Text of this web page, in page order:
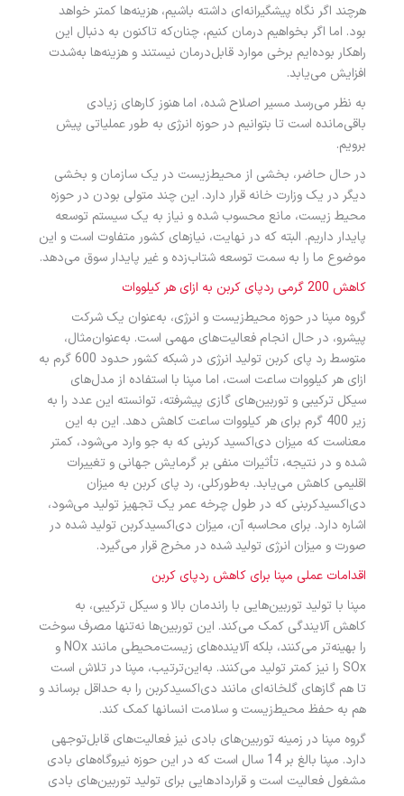
هرچند اگر نگاه پیشگیرانه‌ای داشته باشیم، هزینه‌ها کمتر خواهد
بود. اما اگر بخواهیم درمان کنیم، چنان‌که تاکنون به دنبال این
راهکار بوده‌ایم برخی موارد قابل‌درمان نیستند و هزینه‌ها به‌شدت
افزایش می‌یابد.
به نظر می‌رسد مسیر اصلاح شده، اما هنوز کارهای زیادی
باقی‌مانده است تا بتوانیم در حوزه انرژی به طور عملیاتی پیش
برویم.
در حال حاضر، بخشی از محیط‌زیست در یک سازمان و بخشی
دیگر در یک وزارت خانه قرار دارد. این چند متولی بودن در حوزه
محیط‌ زیست، مانع محسوب شده و نیاز به یک سیستم توسعه
پایدار داریم. البته که در نهایت، نیازهای کشور متفاوت است و این
موضوع ما را به سمت توسعه شتاب‌زده و غیر پایدار سوق می‌دهد.
کاهش 200 گرمی ردپای کربن به ازای هر کیلووات
گروه مپنا در حوزه محیط‌زیست و انرژی، به‌عنوان یک شرکت
پیشرو، در حال انجام فعالیت‌های مهمی است. به‌عنوان‌مثال،
متوسط رد پای کربن تولید انرژی در شبکه کشور حدود 600 گرم به
ازای هر کیلووات ساعت است، اما مپنا با استفاده از مدل‌های
سیکل ترکیبی و توربین‌های گازی پیشرفته، توانسته این عدد را به
زیر 400 گرم برای هر کیلووات ساعت کاهش دهد. این به این
معناست که میزان دی‌اکسید کربنی که به جو وارد می‌شود، کمتر
شده و در نتیجه، تأثیرات منفی بر گرمایش جهانی و تغییرات
اقلیمی کاهش می‌یابد. به‌طورکلی، رد پای کربن به میزان
دی‌اکسیدکربنی که در طول چرخه عمر یک تجهیز تولید می‌شود،
اشاره دارد. برای محاسبه آن، میزان دی‌اکسیدکربن تولید شده در
صورت و میزان انرژی تولید شده در مخرج قرار می‌گیرد.
اقدامات عملی مپنا برای کاهش ردپای کربن
مپنا با تولید توربین‌هایی با راندمان بالا و سیکل ترکیبی، به
کاهش آلایندگی کمک می‌کند. این توربین‌ها نه‌تنها مصرف سوخت
را بهینه‌تر می‌کنند، بلکه آلاینده‌های زیست‌محیطی مانند NOx و
SOx را نیز کمتر تولید می‌کنند. به‌این‌ترتیب، مپنا در تلاش است
تا هم گازهای گلخانه‌ای مانند دی‌اکسیدکربن را به حداقل برساند و
هم به حفظ محیط‌زیست و سلامت انسانها کمک کند.
گروه مپنا در زمینه توربین‌های بادی نیز فعالیت‌های قابل‌توجهی
دارد. مپنا بالغ بر 14 سال است که در این حوزه نیروگاه‌های بادی
مشغول فعالیت است و قراردادهایی برای تولید توربین‌های بادی